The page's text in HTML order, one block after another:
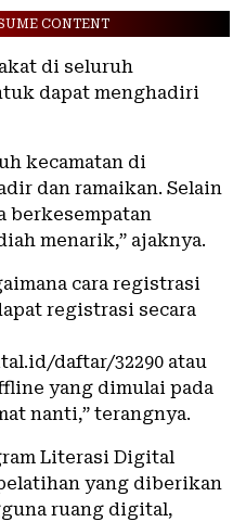
CONTENT
di seluruh
dapat menghadiri
kecamatan di
dan ramaikan. Selain
berkesempatan
menarik,” ajaknya.
cara registrasi
registrasi secara
daftar/32290 atau
yang dimulai pada
nanti,” terangnya.
Literasi Digital
yang diberikan
ruang digital,